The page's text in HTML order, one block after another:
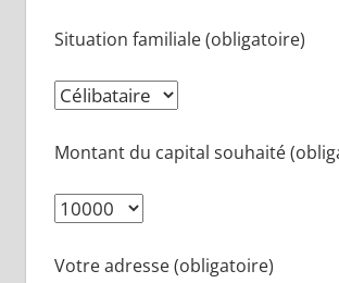
Situation familiale (obligatoire)
Montant du capital souhaité
Votre adresse (obligatoire)